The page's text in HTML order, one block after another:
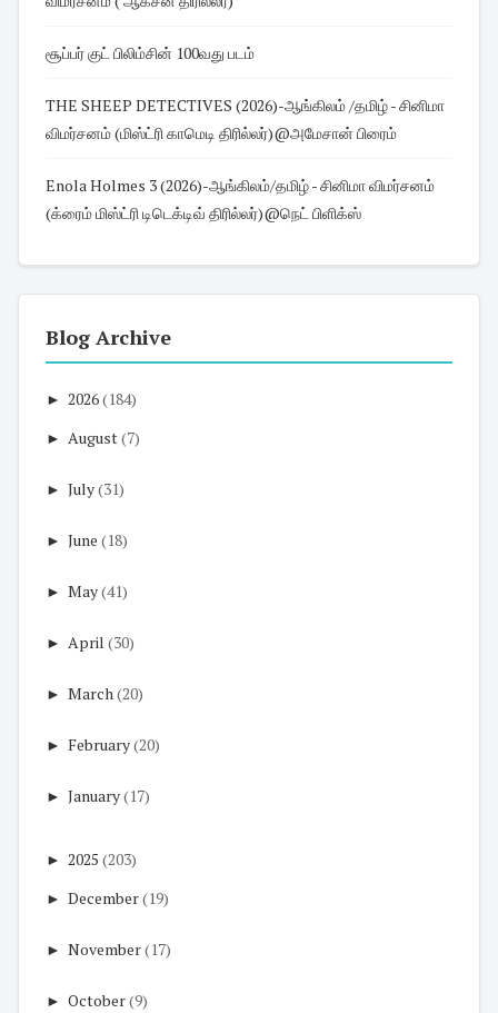
சூப்பர் குட் பிலிம்சின் 100வது படம்
THE SHEEP DETECTIVES (2026)-ஆங்கிலம் /தமிழ் - சினிமா
விமர்சனம் (மிஸ்ட்ரி காமெடி திரில்லர்)@அமேசான் பிரைம்
Enola Holmes 3 (2026)-ஆங்கிலம்/தமிழ் - சினிமா விமர்சனம்
(க்ரைம் மிஸ்ட்ரி டிடெக்டிவ் திரில்லர்)@நெட் பிளிக்ஸ்
Blog Archive
► 2026(184)
► August(7)
► July(31)
► June (18)
► May(41)
► April (30)
► March(20)
► February(20)
► January(17)
► 2025 (203)
► December(19)
► November(17)
► October(9)